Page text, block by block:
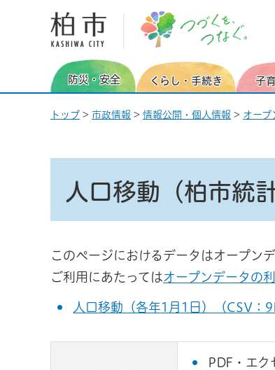
柏市 つづくを、つなぐ。
防災・安全 くらし・手続き 子
トップ > 市政情報 > 情報公開・個人情報 > オープ
人口移動（柏市統
このページにおけるデータはオープン
ご利用にあたっては オープンデータの
人口移動（各年1月1日）（CSV：
PDF・エク